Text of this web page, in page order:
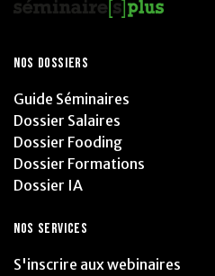
NOS DOSSIERS
Guide Séminaires
Dossier Salaires
Dossier Fooding
Dossier Formations
Dossier IA
NOS SERVICES
S'inscrire aux webinaires